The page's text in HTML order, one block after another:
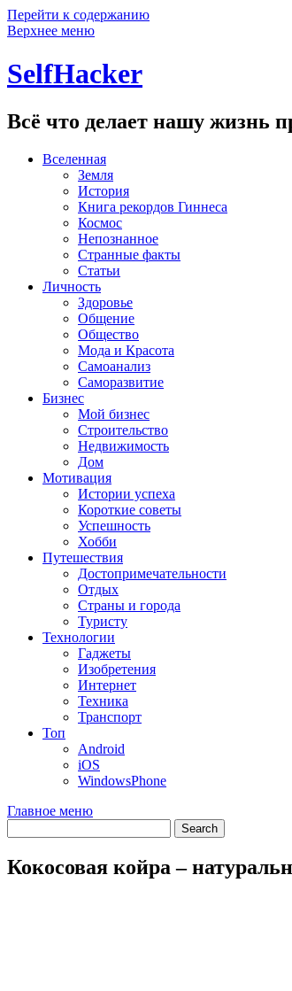
Перейти к содержанию
Верхнее меню
SelfHacker
Всё что делает нашу жизнь
Вселенная
Земля
История
Книга рекордов Гиннеса
Космос
Непознанное
Странные факты
Статьи
Личность
Здоровье
Общение
Общество
Мода и Красота
Самоанализ
Саморазвитие
Бизнес
Мой бизнес
Строительство
Недвижимость
Дом
Мотивация
Истории успеха
Короткие советы
Успешность
Хобби
Путешествия
Достопримечательности
Отдых
Страны и города
Туристу
Технологии
Гаджеты
Изобретения
Интернет
Техника
Транспорт
Топ
Android
iOS
WindowsPhone
Главное меню
Кокосовая койра –